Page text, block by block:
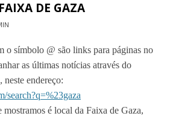
DE GAZA
o símbolo @ são links para páginas no
as últimas notícias através do
neste endereço:
search?q=%23gaza
é local da Faixa de Gaza,